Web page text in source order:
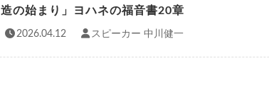
造の始まり」ヨハネの福音書20章
2026.04.12 スピーカー 中川健一